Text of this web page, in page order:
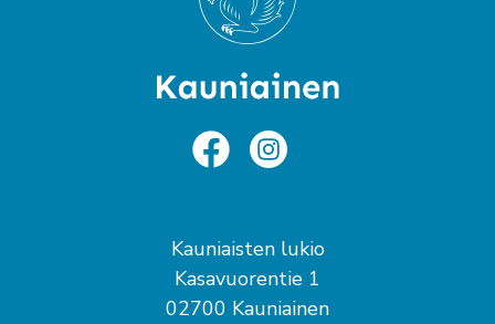
Kauniaisten lukio
Kasavuorentie 1
02700 Kauniainen